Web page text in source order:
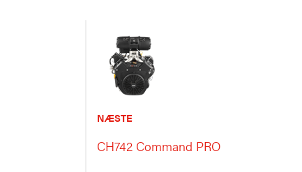
NÆSTE
CH742 Command PRO